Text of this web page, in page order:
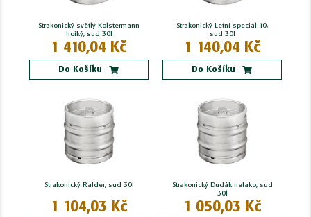
Strakonický světlý Kolstermann
hořký, sud 30l
1 410,04 Kč
Do Košíku
Strakonický Letní speciál 10,
sud 30l
1 140,04 Kč
Do Košíku
Strakonický Ralder, sud 30l
1 104,03 Kč
Strakonický Dudák nelako, sud
30l
1 050,03 Kč